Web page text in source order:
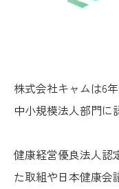
株式会社キャムは6
中小規模法人部門に
健康経営優良法人認
た取組や日本健康会